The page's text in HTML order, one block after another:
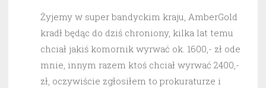
Żyjemy w super bandyckim kraju, AmberGold
kradł będąc do dziś chroniony, kilka lat temu
chciał jakiś komornik wyrwać ok. 1600,- zł ode
mnie, innym razem ktoś chciał wyrwać 2400,-
zł, oczywiście zgłosiłem to prokuraturze i